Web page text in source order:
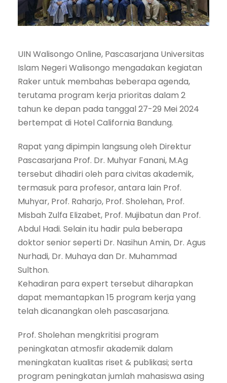
UIN Walisongo Online, Pascasarjana Universitas
Islam Negeri Walisongo mengadakan kegiatan
Raker untuk membahas beberapa agenda,
terutama program kerja prioritas dalam 2
tahun ke depan pada tanggal 27-29 Mei 2024
bertempat di Hotel California Bandung.
Rapat yang dipimpin langsung oleh Direktur
Pascasarjana Prof. Dr. Muhyar Fanani, M.Ag
tersebut dihadiri oleh para civitas akademik,
termasuk para profesor, antara lain Prof.
Muhyar, Prof. Raharjo, Prof. Sholehan, Prof.
Misbah Zulfa Elizabet, Prof. Mujibatun dan Prof.
Abdul Hadi. Selain itu hadir pula beberapa
doktor senior seperti Dr. Nasihun Amin, Dr. Agus
Nurhadi, Dr. Muhaya dan Dr. Muhammad
Sulthon.
Kehadiran para expert tersebut diharapkan
dapat memantapkan 15 program kerja yang
telah dicanangkan oleh pascasarjana.
Prof. Sholehan mengkritisi program
peningkatan atmosfir akademik dalam
meningkatan kualitas riset & publikasi; serta
program peningkatan jumlah mahasiswa asing